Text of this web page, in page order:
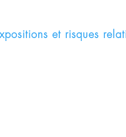
et risques